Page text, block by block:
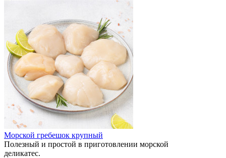
Морской гребешок крупный
Полезный и простой в приготовлении морской
деликатес.